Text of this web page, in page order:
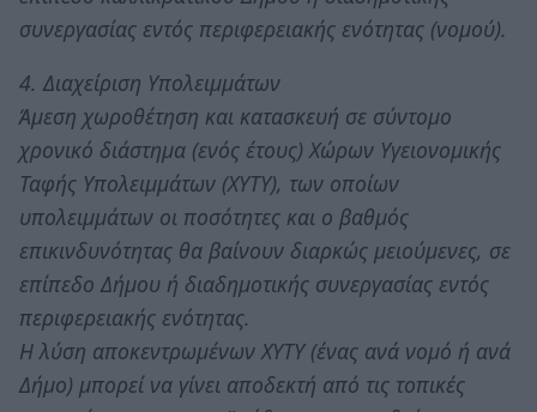
συνεργασίας εντός περιφερειακής ενότητας (νομού).
4. Διαχείριση Υπολειμμάτων
Άμεση χωροθέτηση και κατασκευή σε σύντομο
χρονικό διάστημα (ενός έτους) Χώρων Υγειονομικής
Ταφής Υπολειμμάτων (ΧΥΤΥ), των οποίων
υπολειμμάτων οι ποσότητες και ο βαθμός
επικινδυνότητας θα βαίνουν διαρκώς μειούμενες, σε
επίπεδο Δήμου ή διαδημοτικής συνεργασίας εντός
περιφερειακής ενότητας.
Η λύση αποκεντρωμένων ΧΥΤΥ (ένας ανά νομό ή ανά
Δήμο) μπορεί να γίνει αποδεκτή από τις τοπικές